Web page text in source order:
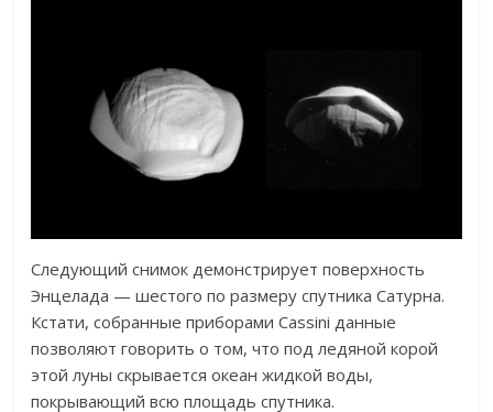
Следующий снимок демонстрирует поверхность
Энцелада — шестого по размеру спутника Сатурна.
Кстати, собранные приборами Cassini данные
позволяют говорить о том, что под ледяной корой
этой луны скрывается океан жидкой воды,
покрывающий всю площадь спутника.